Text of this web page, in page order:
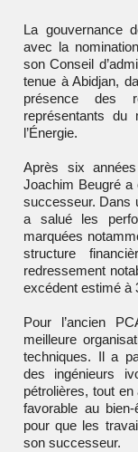
La gouvernance
avec la
son Conseil
tenue à Abidjan,
présence des
représentants
l’Énergie.
Après six
Joachim Beugré a
successeur. Dans
a salué les
marquées
structure
redressement
excédent estimé à
Pour l’ancien
meilleure
techniques. Il a
des ingénieurs
pétrolières, tout
favorable au
pour que les
son successeur.